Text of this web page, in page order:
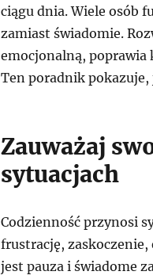
ciągu dnia. Wiele osób
zamiast świadomie.
emocjonalną,
Ten poradnik pokazuje,
Zauważaj
sytuacjach
Codzienność przynosi
frustrację,
jest pauza i świadome